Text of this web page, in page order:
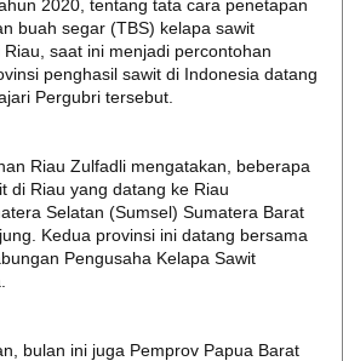
2020, tentang tata cara penetapan
buah segar (TBS) kelapa sawit
saat ini menjadi percontohan
penghasil sawit di Indonesia datang
Pergubri tersebut.
Riau Zulfadli mengatakan, beberapa
di Riau yang datang ke Riau
Selatan (Sumsel) Sumatera Barat
Kedua provinsi ini datang bersama
Pengusaha Kelapa Sawit
bulan ini juga Pemprov Papua Barat